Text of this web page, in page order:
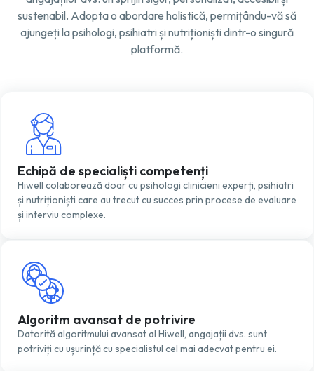
sustenabil. Adopta o abordare holistică, permițându-vă să
ajungeți la psihologi, psihiatri și nutriționiști dintr-o singură
platformă.
Echipă de specialiști competenți
Hiwell colaborează doar cu psihologi clinicieni experți, psihiatri
și nutriționiști care au trecut cu succes prin procese de evaluare
și interviu complexe.
Algoritm avansat de potrivire
Datorită algoritmului avansat al Hiwell, angajații dvs. sunt
potriviți cu ușurință cu specialistul cel mai adecvat pentru ei.